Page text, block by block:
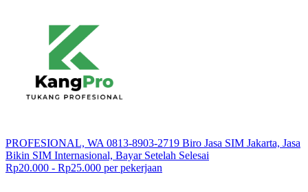
PROFESIONAL, WA 0813-8903-2719 Biro Jasa SIM Jakarta, Jasa
Bikin SIM Internasional, Bayar Setelah Selesai
Rp20.000 - Rp25.000 per pekerjaan